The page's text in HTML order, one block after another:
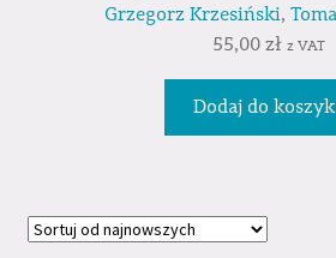
Grzegorz Krzesiński,
55,00 zł z VAT
Dodaj do